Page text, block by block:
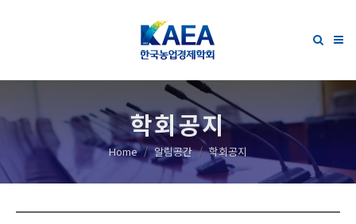
학회공지
Home 알림공간 학회공지